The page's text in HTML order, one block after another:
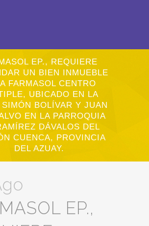
EP., REQUIERE
UN BIEN INMUEBLE
FARMASOL CENTRO
UBICADO EN LA
BOLÍVAR Y JUAN
EN LA PARROQUIA
DÁVALOS DEL
CUENCA, PROVINCIA
DEL AZUAY.
EP.,